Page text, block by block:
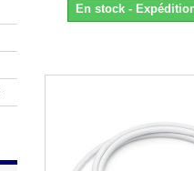
En stock -